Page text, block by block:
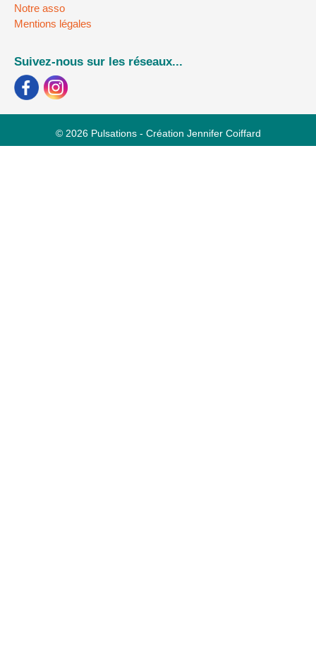
Notre asso
Mentions légales
Suivez-nous sur les réseaux...
© 2026 Pulsations - Création Jennifer Coiffard